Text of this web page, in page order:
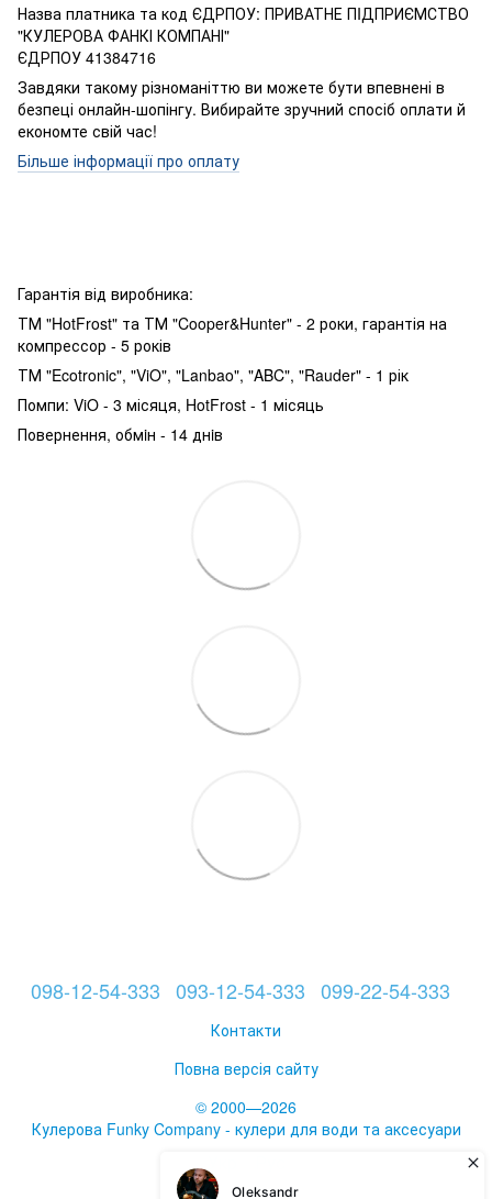
Назва платника та код ЄДРПОУ: ПРИВАТНЕ ПIДПРИЄМСТВО
"КУЛЕРОВА ФАНКІ КОМПАНІ"
ЄДРПОУ 41384716
Завдяки такому різноманіттю ви можете бути впевнені в
безпеці онлайн-шопінгу. Вибирайте зручний спосіб оплати й
економте свій час!
Більше інформації про оплату
Гарантія від виробника:
ТМ "HotFrost" та ТМ "Cooper&Hunter" - 2 роки, гарантія на
компрессор - 5 років
ТМ "Ecotronic", "ViO", "Lanbao", "ABC", "Rauder" - 1 рік
Помпи: ViO - 3 місяця, HotFrost - 1 місяць
Повернення, обмiн - 14 днiв
098-12-54-333 093-12-54-333 099-22-54-333
Контакти
Повна версія сайту
© 2000—2026
Кулерова Funky Company - кулери для води та аксесуари